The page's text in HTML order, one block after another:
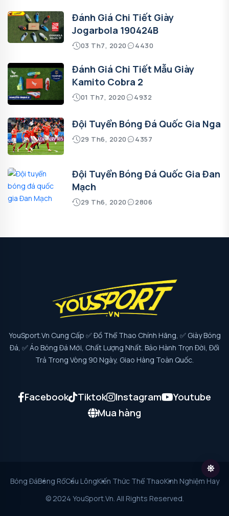
Đánh Giá Chi Tiết Giày
Jogarbola 190424B
03 Th7, 2020 4430
Đánh Giá Chi Tiết Mẫu Giày
Kamito Cobra 2
01 Th7, 2020 4932
Đội Tuyển Bóng Đá Quốc Gia Nga
29 Th6, 2020 4357
Đội Tuyển Bóng Đá Quốc Gia Đan
Mạch
29 Th6, 2020 2806
YouSport.vn Cung Cấp ✅ Đồ Thể Thao Chính Hãng, ✅ Giày Bóng
Đá, ✅ Áo Bóng Đá Mới, Chất Lượng Nhất. Bảo Hành Trọn Đời, Đổi
Trả Trong Vòng 90 Ngày, Giao Hàng Toàn Quốc.
Facebook Tiktok Instagram
Youtube
Mua hàng
Bóng ĐáBóng RổCầu LôngKiến Thức Thể ThaoKinh Nghiệm Hay
© 2024 YouSport.vn. All Rights Reserved.